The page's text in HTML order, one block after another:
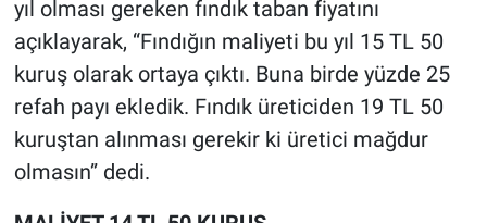
yıl olması gereken fındık taban fiyatını
açıklayarak, “Fındığın maliyeti bu yıl 15 TL 50
kuruş olarak ortaya çıktı. Buna birde yüzde 25
refah payı ekledik. Fındık üreticiden 19 TL 50
kuruştan alınması gerekir ki üretici mağdur
olmasın” dedi.